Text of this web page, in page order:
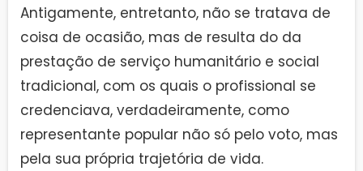
Antigamente, entretanto, não se tratava de
coisa de ocasião, mas de resulta do da
prestação de serviço humanitário e social
tradicional, com os quais o profissional se
credenciava, verdadeiramente, como
representante popular não só pelo voto, mas
pela sua própria trajetória de vida.